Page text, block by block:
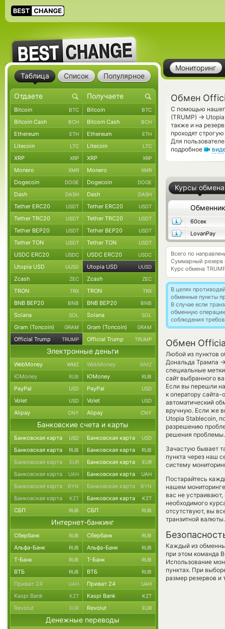
Мониторинг
Обмен
С помощью
(TRUMP) →
также и на
проходят
Для
подробное
Курсы обмена
Обменник
60сек
LovanPay
Всего по
Суммарный резерв
Курс обмена
В целях
обменные пункты
В случае если
обменную
соблюдения
Обмен
Любой из пунктов
Дональда Трампа
специальные
сайт выбранного
Если вы перешли
к оператору
автоматический
вручную. Если же
Utopia Stablecoin,
разрешению
решения проблемы.
Зачастую бывает
пункта через наш
систему
Постарайтесь
нашем
вас не
необходимого
отсутствуют, вы
транзитной валюты.
Каждый из
при этом команда
Использование
пунктах. При
размер резервов и
Таблица Список Популярное
Bitcoin BTC Bitcoin BTC
Bitcoin Cash BCH Bitcoin Cash BCH
Ethereum ETH Ethereum ETH
Litecoin LTC Litecoin LTC
XRP XRP XRP XRP
Monero XMR Monero XMR
Dogecoin DOGE Dogecoin DOGE
Dash DASH Dash DASH
Tether ERC20 USDT Tether ERC20 USDT
Tether TRC20 USDT Tether TRC20 USDT
Tether BEP20 USDT Tether BEP20 USDT
Tether TON USDT Tether TON USDT
USDC ERC20 USDC USDC ERC20 USDC
Utopia USD UUSD Utopia USD UUSD
Zcash ZEC Zcash ZEC
TRON TRX TRON TRX
BNB BEP20 BNB BNB BEP20 BNB
Solana SOL Solana SOL
Gram (Toncoin) GRAM Gram (Toncoin) GRAM
Official Trump TRUMP Official Trump TRUMP
Электронные деньги
WebMoney WMZ WebMoney WMZ
ЮMoney RUB ЮMoney RUB
PayPal USD PayPal USD
Volet USD Volet USD
Alipay CNY Alipay CNY
Банковские счета и карты
Банковская карта USD Банковская карта USD
Банковская карта RUB Банковская карта RUB
Банковская карта EUR Банковская карта EUR
Банковская карта UAH Банковская карта UAH
Банковская карта BYN Банковская карта BYN
Банковская карта KZT Банковская карта KZT
СБП RUB СБП RUB
Интернет-банкинг
Сбербанк RUB Сбербанк RUB
Альфа-Банк RUB Альфа-Банк RUB
Т-Банк RUB Т-Банк RUB
ВТБ RUB ВТБ RUB
Приват 24 UAH Приват 24 UAH
Kaspi Bank KZT Kaspi Bank KZT
Revolut EUR Revolut EUR
Денежные переводы